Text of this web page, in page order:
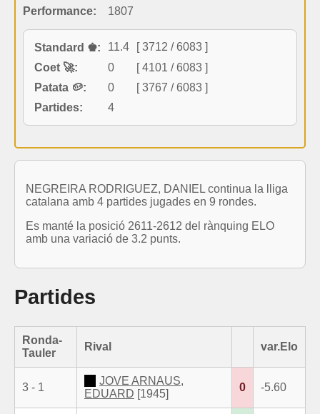
Performance:
1807
Standard ♚: 11.4
[ 3712 / 6083 ]
Coet 🚀:
0
[ 4101 / 6083 ]
Patata 🥔:
0
[ 3767 / 6083 ]
Partides:
4
NEGREIRA RODRIGUEZ, DANIEL continua la lliga
catalana amb 4 partides jugades en 9 rondes.
Es manté la posició 2611-2612 del rànquing ELO
amb una variació de 3.2 punts.
Partides
Ronda-
Tauler
Rival var.Elo
3 - 1
JOVE ARNAUS,
EDUARD [1945]
0 -5.60